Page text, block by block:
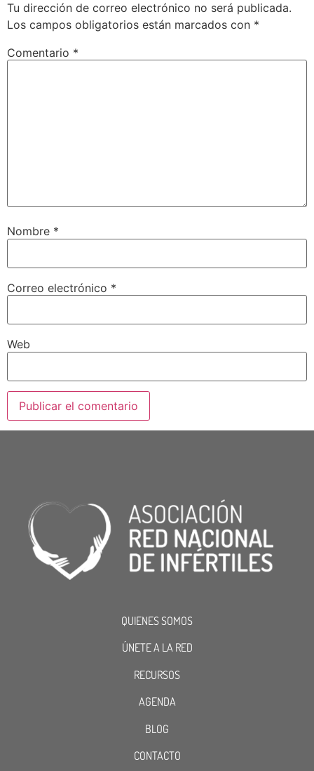
Tu dirección de correo electrónico no será publicada.
Los campos obligatorios están marcados con *
Comentario *
Nombre *
Correo electrónico *
Web
QUIENES SOMOS
ÚNETE A LA RED
RECURSOS
AGENDA
BLOG
CONTACTO